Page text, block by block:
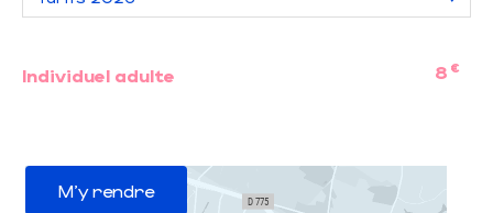
Individuel adulte 8 €
M'y rendre